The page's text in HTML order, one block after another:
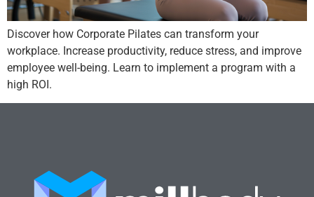
Discover how Corporate Pilates can transform your
workplace. Increase productivity, reduce stress, and improve
employee well-being. Learn to implement a program with a
high ROI.